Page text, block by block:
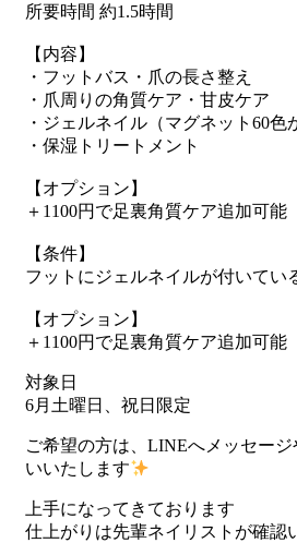
所要時間 約1.5時間
【内容】
・フットバス・爪の長さ整え
・爪周りの角質ケア・甘皮ケア
・ジェルネイル（マグネット60色
・保湿トリートメント
【オプション】
＋1100円で足裏角質ケア追加可能
【条件】
フットにジェルネイルが付いてい
【オプション】
＋1100円で足裏角質ケア追加可能
対象日
6月土曜日、祝日限定
ご希望の方は、LINEへメッセー
いいたします
上手になってきております
仕上がりは先輩ネイリストが確認